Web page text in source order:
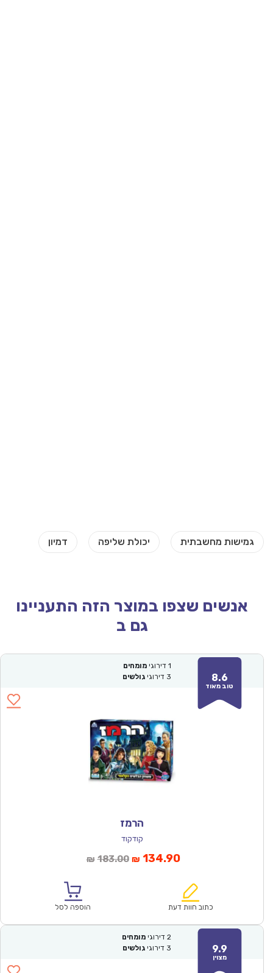
אנשים שצפו במוצר הזה התעניינו
גם ב
8.6
טוב מאוד
1 דירוגי מומחים
3 דירוגי גולשים
הרמז
קודקוד
₪ 183.00המחיר
₪183.00.
₪ 134.90המחיר
הוא:
כתוב חוות דעת הוספה לסל
9.9
מצוין
2 דירוגי מומחים
3 דירוגי גולשים